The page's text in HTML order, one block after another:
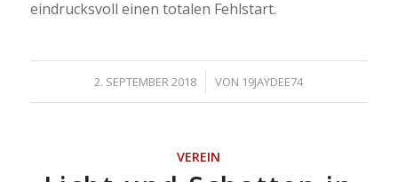
eindrucksvoll einen totalen Fehlstart.
2. SEPTEMBER 2018
/ VON 19JAYDEE74
VEREIN